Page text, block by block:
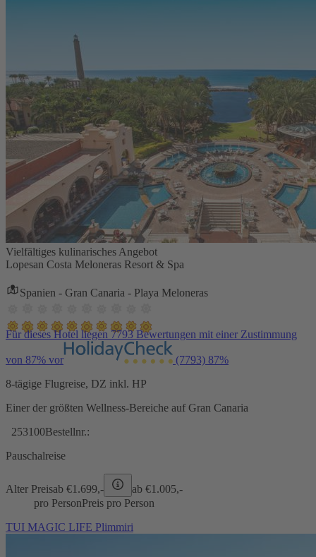
Vielfältiges kulinarisches Angebot
Lopesan Costa Meloneras Resort & Spa
Spanien - Gran Canaria - Playa Meloneras
Für dieses Hotel liegen 7793 Bewertungen mit einer Zustimmung
von 87% vor (7793) 87%
8-tägige Flugreise, DZ inkl. HP
Einer der größten Wellness-Bereiche auf Gran Canaria
253100Bestellnr.:
Pauschalreise
Alter Preisab €1.699,- ab €1.005,-
pro PersonPreis pro Person
TUI MAGIC LIFE Plimmiri